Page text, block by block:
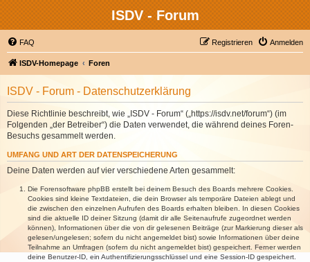
ISDV - Forum
FAQ Anmelden
Registrieren
ISDV-Homepage Foren
ISDV - Forum - Datenschutzerklärung
Diese Richtlinie beschreibt, wie „ISDV - Forum“ („https://isdv.net/forum“) (im
Folgenden „der Betreiber“) die Daten verwendet, die während deines Foren-
Besuchs gesammelt werden.
UMFANG UND ART DER DATENSPEICHERUNG
Deine Daten werden auf vier verschiedene Arten gesammelt:
Die Forensoftware phpBB erstellt bei deinem Besuch des Boards mehrere Cookies.
Cookies sind kleine Textdateien, die dein Browser als temporäre Dateien ablegt und
die zwischen den einzelnen Aufrufen des Boards erhalten bleiben. In diesen Cookies
sind die aktuelle ID deiner Sitzung (damit dir alle Seitenaufrufe zugeordnet werden
können), Informationen über die von dir gelesenen Beiträge (zur Markierung dieser als
gelesen/ungelesen; sofern du nicht angemeldet bist) sowie Informationen über deine
Teilnahme an Umfragen (sofern du nicht angemeldet bist) gespeichert. Ferner werden
deine Benutzer-ID, ein Authentifizierungsschlüssel und eine Session-ID gespeichert.